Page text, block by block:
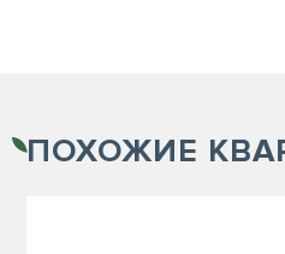
ПОХОЖИЕ